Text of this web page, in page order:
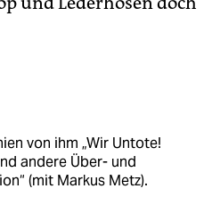
von ihm „Wir Untote!
andere Über- und
(mit Markus Metz).